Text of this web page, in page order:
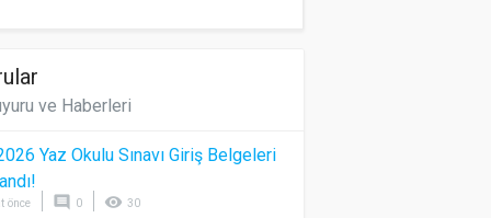
ve Haberleri
Yaz Okulu Sınavı Giriş Belgeleri
önce comment 0 visibility 30